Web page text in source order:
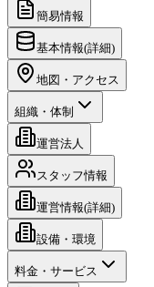
簡易情報
基本情報(詳細)
地図・アクセス
組織・体制
運営法人
スタッフ情報
運営情報(詳細)
設備・環境
料金・サービス